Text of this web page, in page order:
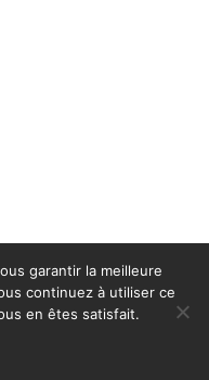
garantir la meilleure
continuez à utiliser ce
en êtes satisfait.